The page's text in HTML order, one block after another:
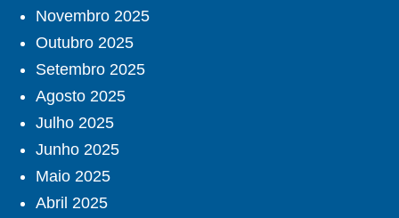
Novembro 2025
Outubro 2025
Setembro 2025
Agosto 2025
Julho 2025
Junho 2025
Maio 2025
Abril 2025